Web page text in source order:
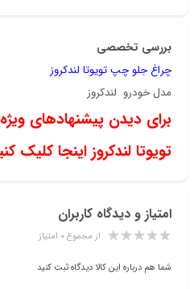
بررسی تخصصی
چراغ جلو چپ تویوتا لندکروز
مدل خودرو لندکروز
برای دیدن پیشنهادهای
تویوتا لندکروز اینجا کلیک
امتیاز و دیدگاه کاربران
از مجموع ۰ امتیاز
شما هم درباره این کالا دیدگاه ثبت کنید